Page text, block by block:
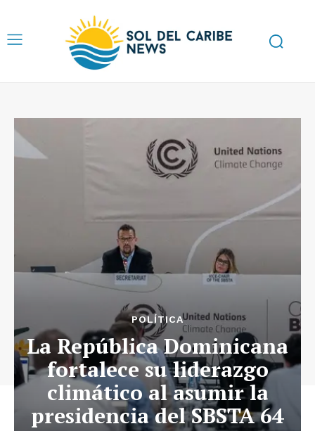
POLÍTICA
La República Dominicana
fortalece su liderazgo
climático al asumir la
presidencia del SBSTA 64